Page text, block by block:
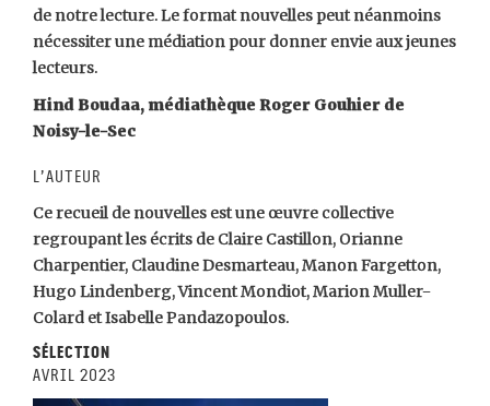
de notre lecture. Le format nouvelles peut néanmoins
nécessiter une médiation pour donner envie aux jeunes
lecteurs.
Hind Boudaa, médiathèque Roger Gouhier de
Noisy-le-Sec
L’auteur
Ce recueil de nouvelles est une œuvre collective
regroupant les écrits de Claire Castillon, Orianne
Charpentier, Claudine Desmarteau, Manon Fargetton,
Hugo Lindenberg, Vincent Mondiot, Marion Muller-
Colard et Isabelle Pandazopoulos.
Sélection
avril 2023